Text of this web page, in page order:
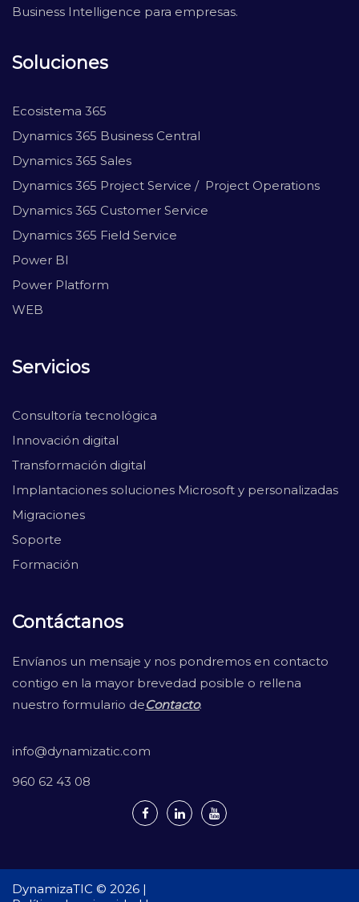
Business Intelligence para empresas.
Soluciones
Ecosistema 365
Dynamics 365 Business Central
Dynamics 365 Sales
Dynamics 365 Project Service / Project Operations
Dynamics 365 Customer Service
Dynamics 365 Field Service
Power BI
Power Platform
WEB
Servicios
Consultoría tecnológica
Innovación digital
Transformación digital
Implantaciones soluciones Microsoft y personalizadas
Migraciones
Soporte
Formación
Contáctanos
Envíanos un mensaje y nos pondremos en contacto
contigo en la mayor brevedad posible o rellena
nuestro formulario deContacto.
info@dynamizatic.com
960 62 43 08
DynamizaTIC © 2026 |